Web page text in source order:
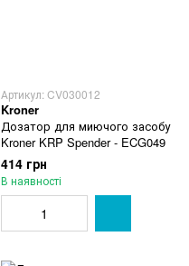
Артикул: CV030012
Kroner
Дозатор для миючого засобу
Kroner KRP Spender - ECG049
414 грн
В наявності